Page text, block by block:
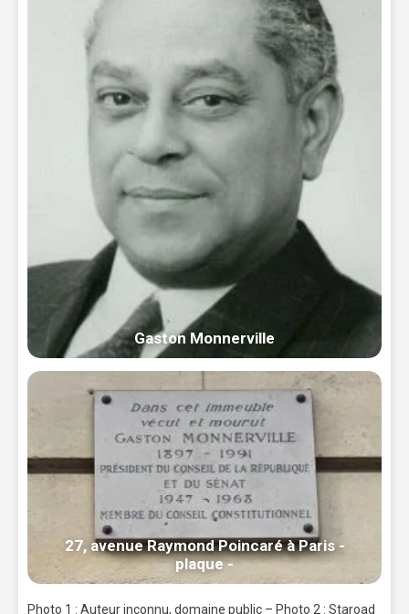
Gaston Monnerville
27, avenue Raymond Poincaré à Paris -
plaque -
Photo 1 : Auteur inconnu, domaine public – Photo 2 : Staroad